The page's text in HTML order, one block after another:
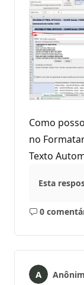
Como
no
Texto
Esta
0
Sem